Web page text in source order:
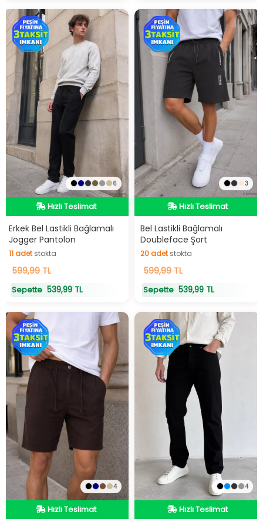
6
Hızlı Teslimat
Hızlı Teslimat
Erkek Bel Lastikli Bağlamalı
Jogger Pantolon
11adetstokta
11adetstokta
599,99 TL
Sepette 539,99 TL
3
Hızlı Teslimat
Hızlı Teslimat
Bel Lastikli Bağlamalı
Doubleface Şort
20adetstokta
20adetstokta
599,99 TL
Sepette 539,99 TL
4
Hızlı Teslimat
4
Hızlı Teslimat